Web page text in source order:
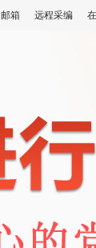
邮箱 远程采编